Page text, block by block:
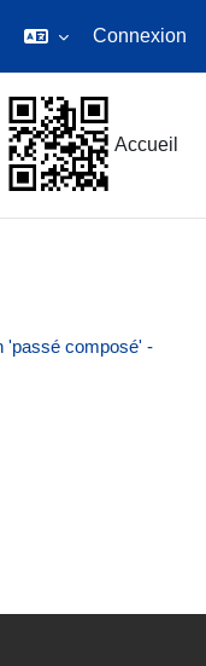
Connexion
Accueil
'passé composé' -